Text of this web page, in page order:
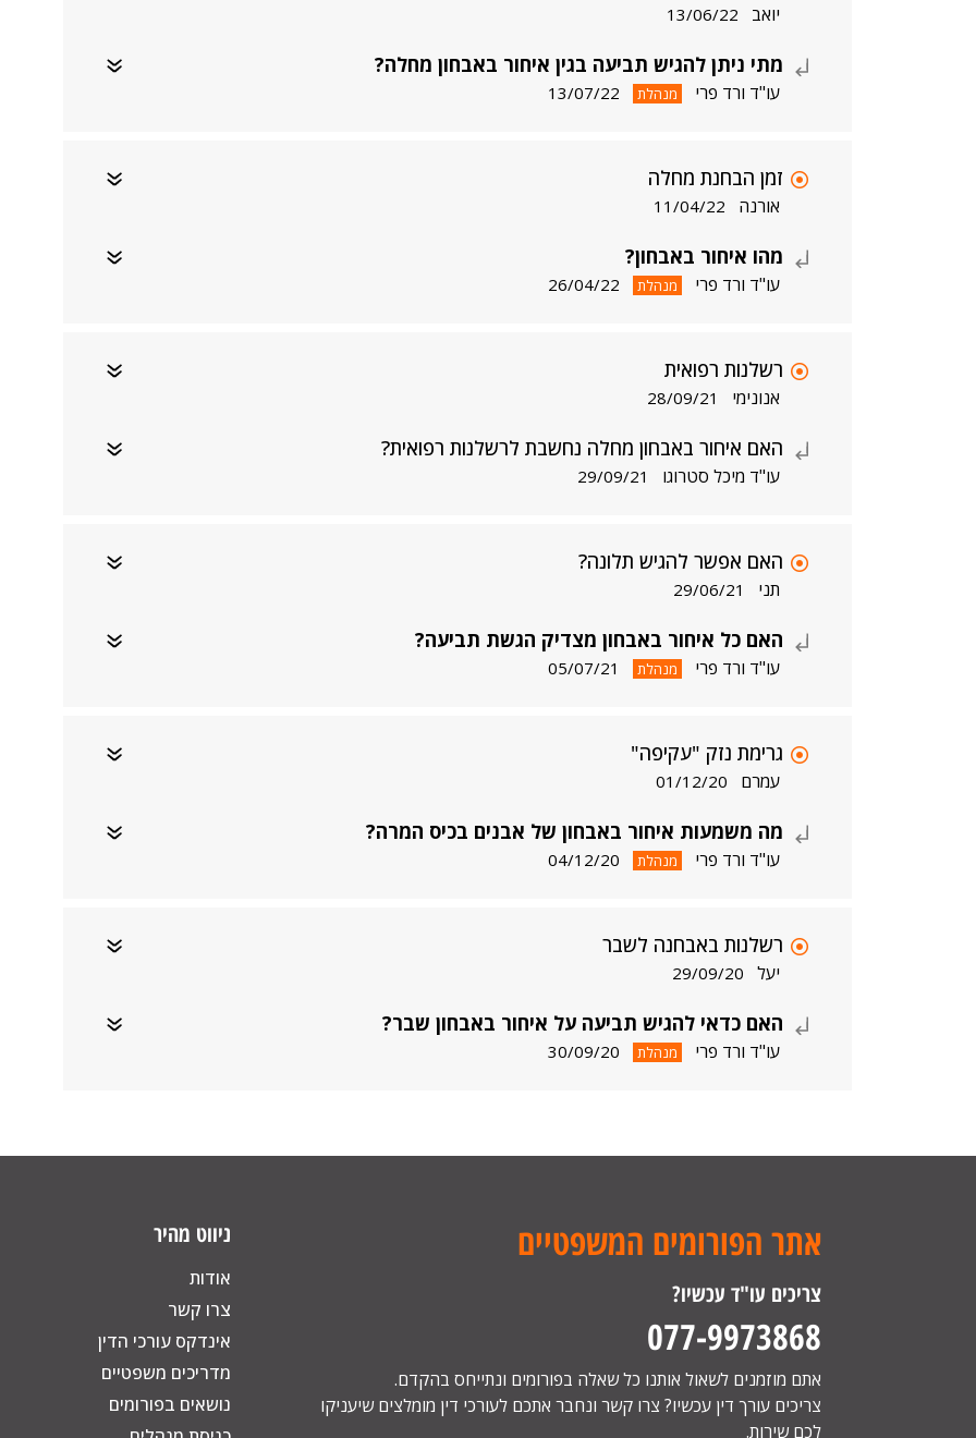
יואב 13/06/22
מתי ניתן להגיש תביעה בגין איחור באבחון מחלה?
עו"ד ורד פרי מנהלת 13/07/22
זמן הבחנת מחלה
אורנה 11/04/22
מהו איחור באבחון?
עו"ד ורד פרי מנהלת 26/04/22
רשלנות רפואית
אנונימי 28/09/21
האם איחור באבחון מחלה נחשבת לרשלנות רפואית?
עו"ד מיכל סטרוגו 29/09/21
האם אפשר להגיש תלונה?
תני 29/06/21
האם כל איחור באבחון מצדיק הגשת תביעה?
עו"ד ורד פרי מנהלת 05/07/21
גרימת נזק "עקיפה"
עמרם 01/12/20
מה משמעות איחור באבחון של אבנים בכיס המרה?
עו"ד ורד פרי מנהלת 04/12/20
רשלנות באבחנה לשבר
יעל 29/09/20
האם כדאי להגיש תביעה על איחור באבחון שבר?
עו"ד ורד פרי מנהלת 30/09/20
אתר הפורומים המשפטיים
צריכים עו"ד עכשיו?
077-9973868
אתם מוזמנים לשאול אותנו כל שאלה בפורומים ונתייחס בהקדם.
צריכים עורך דין עכשיו? צרו קשר ונחבר אתכם לעורכי דין מומלצים שיעניקו
לכם שירות.
ניווט מהיר
אודות
צרו קשר
אינדקס עורכי הדין
מדריכים משפטיים
נושאים בפורומים